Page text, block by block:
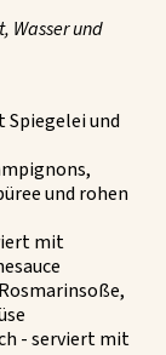
Wasser und
und
und rohen
mit
- serviert mit